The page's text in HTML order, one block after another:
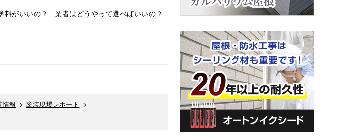
がいいの？ 業者はどうやって選べばいいの？
情報 >塗装現場レポート >